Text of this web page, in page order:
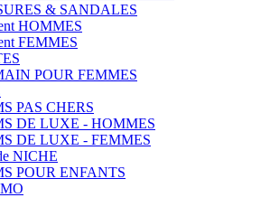
& SANDALES
HOMMES
FEMMES
POUR FEMMES
PAS CHERS
DE LUXE - HOMMES
DE LUXE - FEMMES
NICHE
POUR ENFANTS